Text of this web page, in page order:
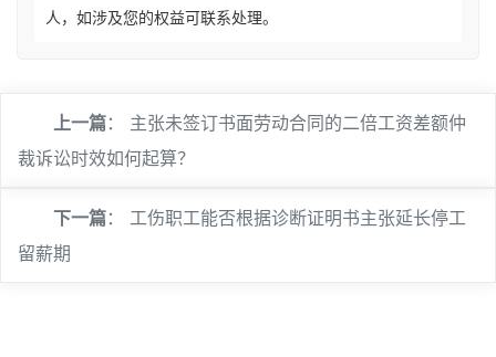
人，如涉及您的权益可联系处理。
上一篇： 主张未签订书面劳动合同的二倍工资差额仲
裁诉讼时效如何起算？
下一篇： 工伤职工能否根据诊断证明书主张延长停工
留薪期